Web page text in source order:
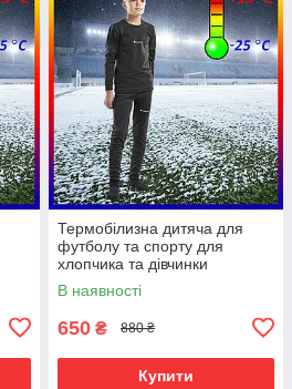
Термобілизна дитяча для
футболу та спорту для
хлопчика та дівчинки
Columbia 128см, чорне
В наявності
650 ₴ 880 ₴
Купити